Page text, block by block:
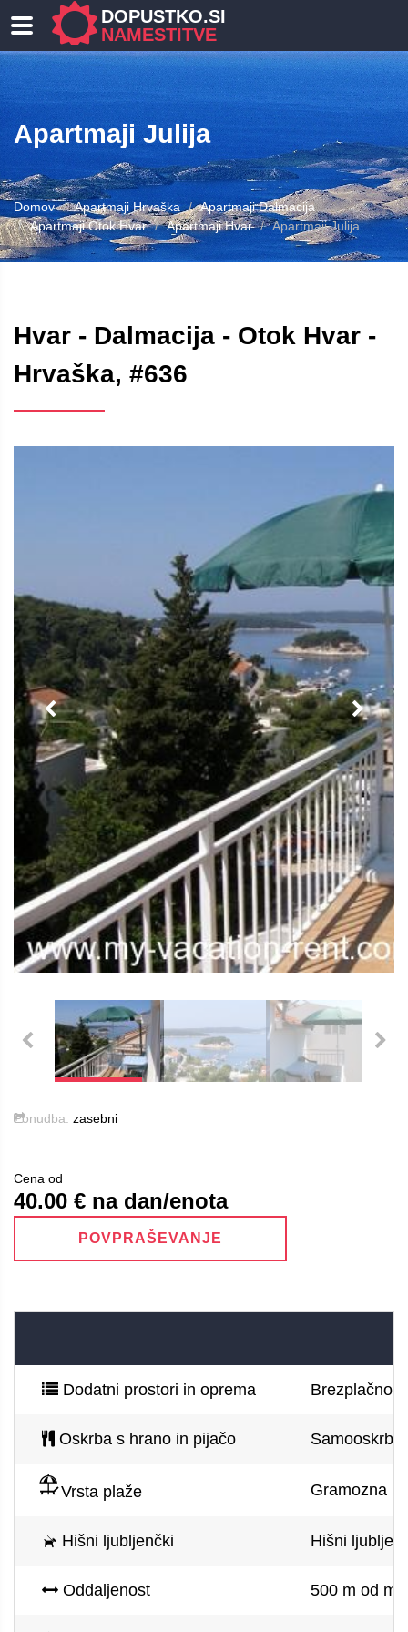
DOPUSTKO.SI
NAMESTITVE
Apartmaji Julija
Domov Apartmaji Hrvaška
Apartmaji Dalmacija
Apartmaji Otok Hvar
Apartmaji Hvar Apartmaji Julija
Hvar - Dalmacija - Otok Hvar -
Hrvaška, #636
Ponudba: zasebni
Cena od
40.00 € na dan/enota
POVPRAŠEVANJE
Dodatni prostori in oprema Brezplačno
Oskrba s hrano in pijačo Samooskrba
Vrsta plaže Gramozna
Hišni ljubljenčki Hišni
Oddaljenost 500 m od